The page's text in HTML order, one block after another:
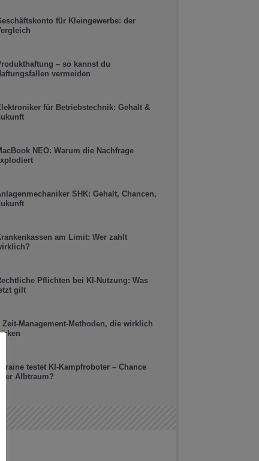
für Kleingewerbe: der
– so kannst du
vermeiden
für Betriebstechnik: Gehalt &
NEO: Warum die Nachfrage
SHK: Gehalt, Chancen,
am Limit: Wer zahlt
Pflichten bei KI-Nutzung: Was
gilt
Zeit-Management-Methoden, die wirklich
Ukraine testet KI-Kampfroboter – Chance
oder Albtraum?